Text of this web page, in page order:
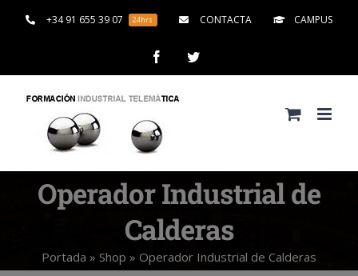
+34 91 655 39 07 24hrs CONTACTA CAMPUS
FacebookTwitter
Operador Industrial de
Calderas
Portada » Shop » Operador Industrial de Calderas